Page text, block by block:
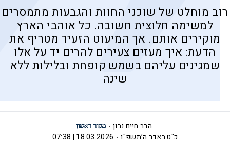
רוב מוחלט של שוכני החוות והגבעות מתמסרים
למשימה חלוצית חשובה. כל אוהבי הארץ
מוקירים אותם. אך המיעוט הזעיר מטריף את
הדעת: איך מעזים צעירים להרים יד על אלו
שמגינים עליהם בשמש קופחת ובלילות ללא
שינה
הרב חיים נבון
כ"ט באדר ה׳תשפ"ו
18.03.2026 | 07:38